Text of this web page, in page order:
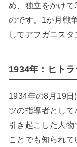
め、独立をかけて
のです。1か月戦
してアフガニスタ
1934年：ヒト
1934年の8月19日
ツの指導者とし
引き起こした人
ことでも知られ